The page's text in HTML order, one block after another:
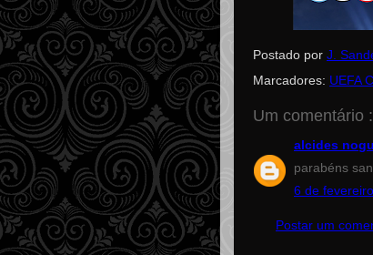
Postado por J.
Marcadores: UEFA
Um comentário :
alcides
parabéns
6 de
Postar um